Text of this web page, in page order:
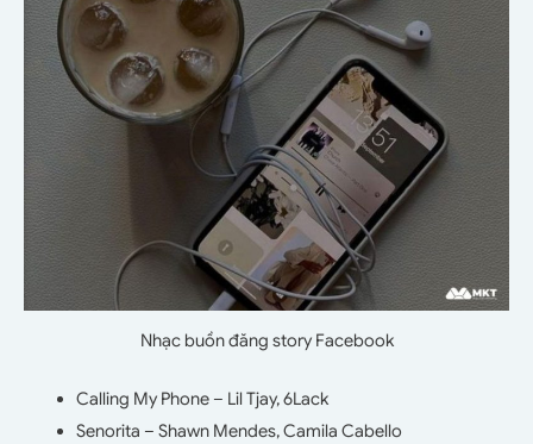
Nhạc buồn đăng story Facebook
Calling My Phone – Lil Tjay, 6Lack
Senorita – Shawn Mendes, Camila Cabello